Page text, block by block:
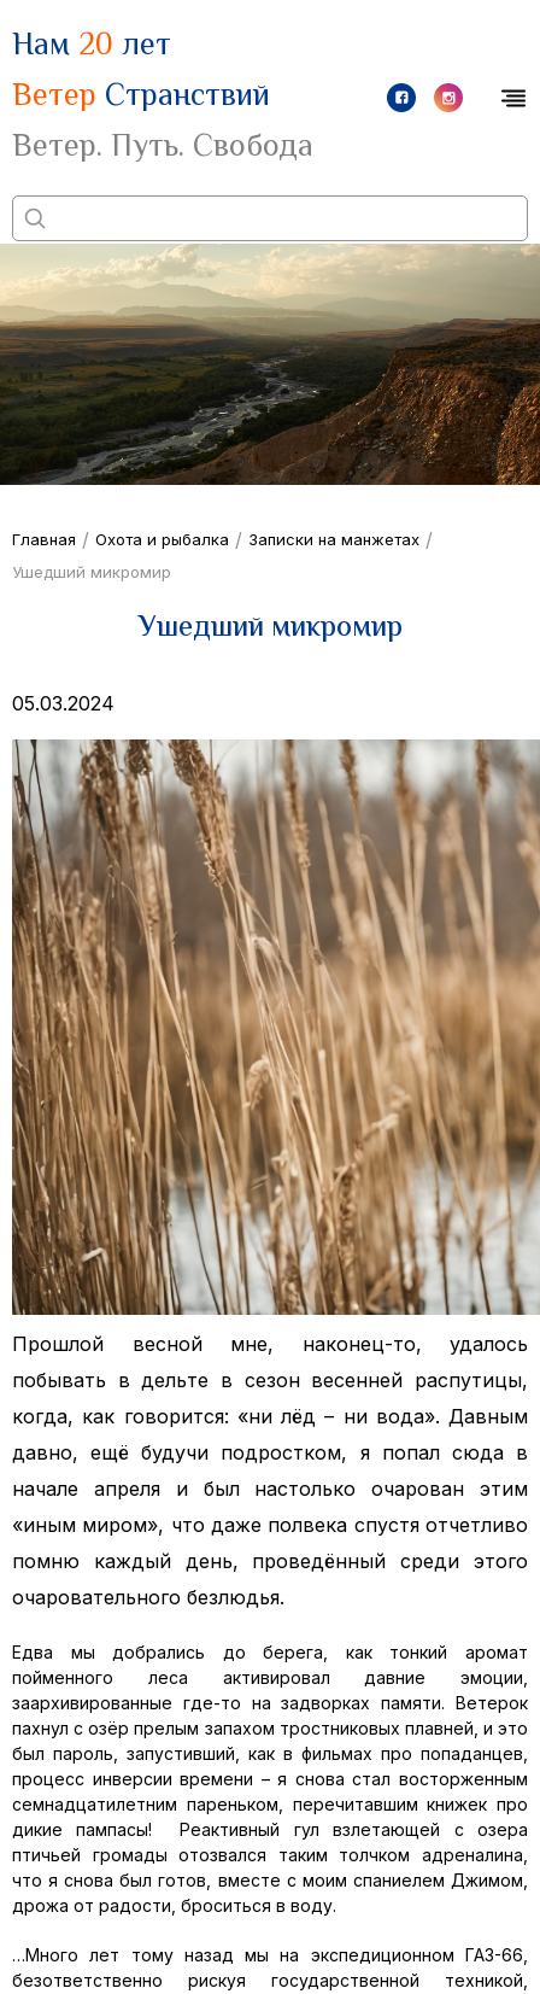
Нам 20 лет
Ветер Странствий
Ветер. Путь. Свобода
Главная / Охота и рыбалка / Записки на манжетах /
Ушедший микромир
Ушедший микромир
05.03.2024
Прошлой весной мне, наконец-то, удалось
побывать в дельте в сезон весенней распутицы,
когда, как говорится: «ни лёд – ни вода». Давным
давно, ещё будучи подростком, я попал сюда в
начале апреля и был настолько очарован этим
«иным миром», что даже полвека спустя отчетливо
помню каждый день, проведённый среди этого
очаровательного безлюдья.
Едва мы добрались до берега, как тонкий аромат
пойменного леса активировал давние эмоции,
заархивированные где-то на задворках памяти. Ветерок
пахнул с озёр прелым запахом тростниковых плавней, и это
был пароль, запустивший, как в фильмах про попаданцев,
процесс инверсии времени – я снова стал восторженным
семнадцатилетним пареньком, перечитавшим книжек про
дикие пампасы! Реактивный гул взлетающей с озера
птичьей громады отозвался таким толчком адреналина,
что я снова был готов, вместе с моим спаниелем Джимом,
дрожа от радости, броситься в воду.
…Много лет тому назад мы на экспедиционном ГАЗ-66,
безответственно рискуя государственной техникой,